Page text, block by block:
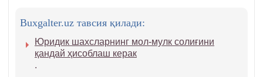
Buxgalter.uz тавсия қилади:
Юридик шахсларнинг мол-мулк солиғини
қандай ҳисоблаш керак
.